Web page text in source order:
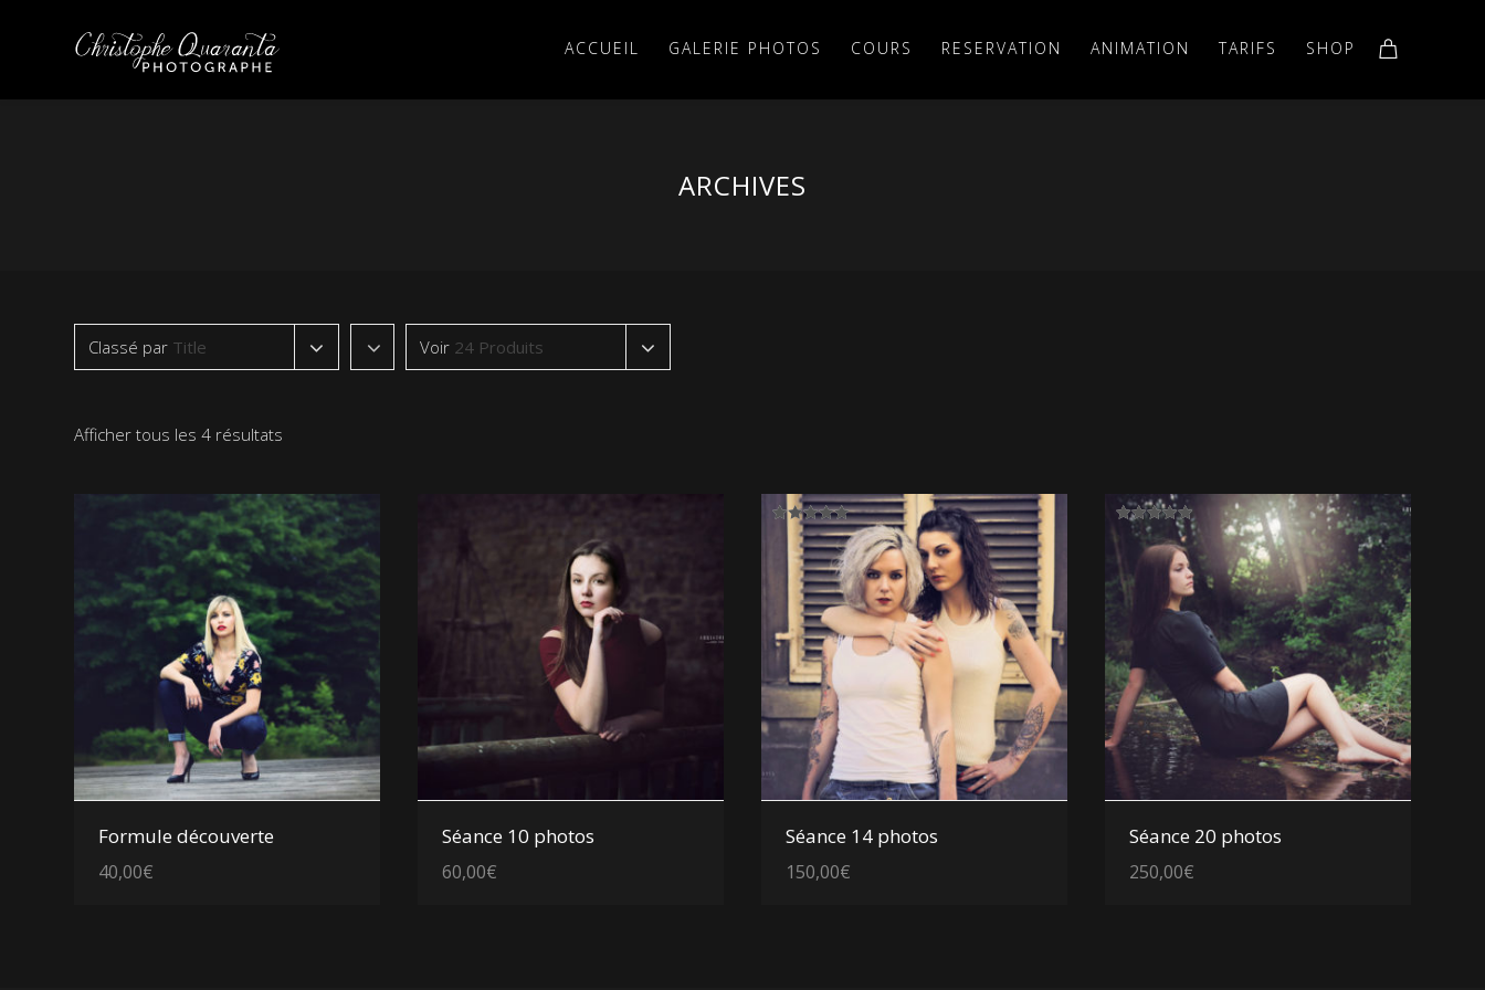
ACCUEIL GALERIE PHOTOS COURS RESERVATION ANIMATION TARIFS SHOP
ARCHIVES
Classé par Title Voir 24 Produits
Afficher tous les 4 résultats
Voir les détails
Formule découverte
40,00€
Voir les détails
Séance 10 photos
60,00€
Note
5.00
sur 5
Voir les détails
Séance 14 photos
150,00€
Note
5.00
sur 5
Voir les détails
Séance 20 photos
250,00€